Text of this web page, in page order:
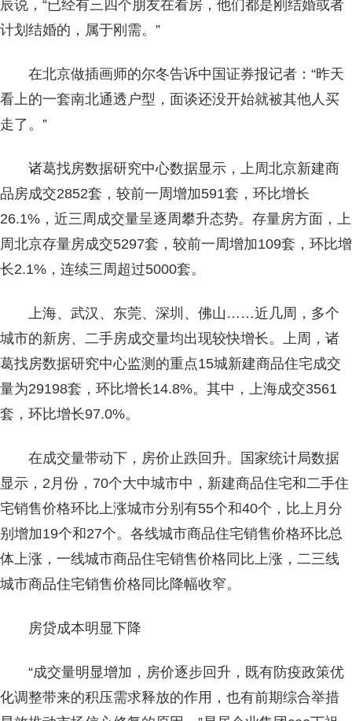
辰说，“已经有三四个朋友在看房，他们都是刚结婚或者
计划结婚的，属于刚需。”
在北京做插画师的尔冬告诉中国证券报记者：“昨天
看上的一套南北通透户型，面谈还没开始就被其他人买
走了。”
诸葛找房数据研究中心数据显示，上周北京新建商
品房成交2852套，较前一周增加591套，环比增长
26.1%，近三周成交量呈逐周攀升态势。存量房方面，上
周北京存量房成交5297套，较前一周增加109套，环比增
长2.1%，连续三周超过5000套。
上海、武汉、东莞、深圳、佛山……近几周，多个
城市的新房、二手房成交量均出现较快增长。上周，诸
葛找房数据研究中心监测的重点15城新建商品住宅成交
量为29198套，环比增长14.8%。其中，上海成交3561
套，环比增长97.0%。
在成交量带动下，房价止跌回升。国家统计局数据
显示，2月份，70个大中城市中，新建商品住宅和二手住
宅销售价格环比上涨城市分别有55个和40个，比上月分
别增加19个和27个。各线城市商品住宅销售价格环比总
体上涨，一线城市商品住宅销售价格同比上涨，二三线
城市商品住宅销售价格同比降幅收窄。
房贷成本明显下降
“成交量明显增加，房价逐步回升，既有防疫政策优
化调整带来的积压需求释放的作用，也有前期综合举措